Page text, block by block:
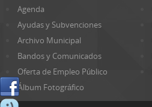
Agenda
Ayudas y Subvenciones
Archivo Municipal
Bandos y Comunicados
Oferta de Empleo Público
Álbum Fotográfico